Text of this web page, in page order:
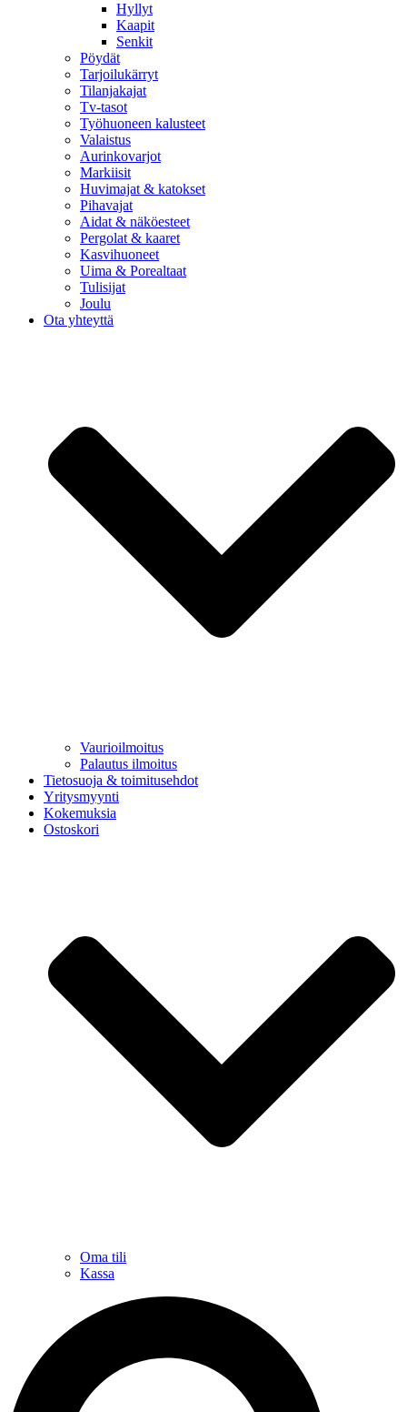
Hyllyt
Kaapit
Senkit
Pöydät
Tarjoilukärryt
Tilanjakajat
Tv-tasot
Työhuoneen kalusteet
Valaistus
Aurinkovarjot
Markiisit
Huvimajat & katokset
Pihavajat
Aidat & näköesteet
Pergolat & kaaret
Kasvihuoneet
Uima & Porealtaat
Tulisijat
Joulu
Ota yhteyttä
Vaurioilmoitus
Palautus ilmoitus
Tietosuoja & toimitusehdot
Yritysmyynti
Kokemuksia
Ostoskori
Oma tili
Kassa